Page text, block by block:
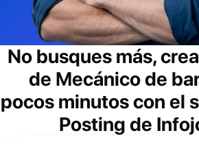
No busques más,
de Mecánico de
pocos minutos con el
Posting de